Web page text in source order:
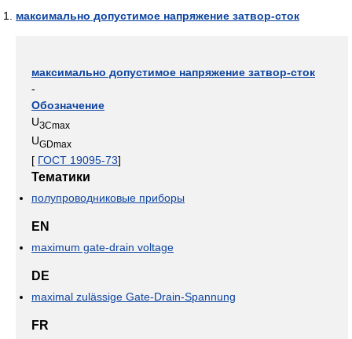
максимально допустимое напряжение затвор-сток
максимально допустимое напряжение затвор-сток
-
Обозначение
UЗСmax
UGDmax
[ ГОСТ 19095-73]
Тематики
полупроводниковые приборы
EN
maximum gate-drain voltage
DE
maximal zulässige Gate-Drain-Spannung
FR